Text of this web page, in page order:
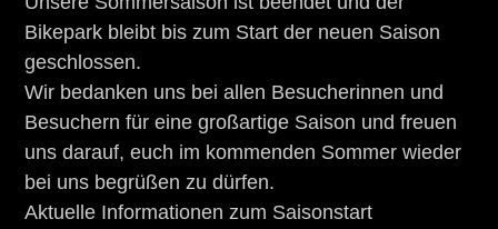
Bikepark bleibt bis zum Start der neuen Saison
geschlossen.
Wir bedanken uns bei allen Besucherinnen und
Besuchern für eine großartige Saison und freuen
uns darauf, euch im kommenden Sommer wieder
bei uns begrüßen zu dürfen.
Aktuelle Informationen zum Saisonstart